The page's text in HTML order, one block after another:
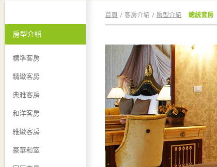
房型介紹
標準客房
精緻客房
典雅客房
和洋客房
雅緻客房
豪華和室
首頁 客房介紹 房型介紹 總統套房